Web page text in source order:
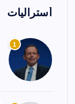
أستراليات
1